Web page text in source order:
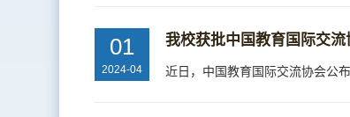
01
2024-04
我校获批中国教育国际交